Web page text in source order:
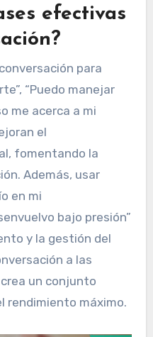
efectivas
para
“Puedo manejar
me acerca a mi
el
fomentando la
Además, usar
en mi
bajo presión”
y la gestión del
a las
un conjunto
rendimiento máximo.